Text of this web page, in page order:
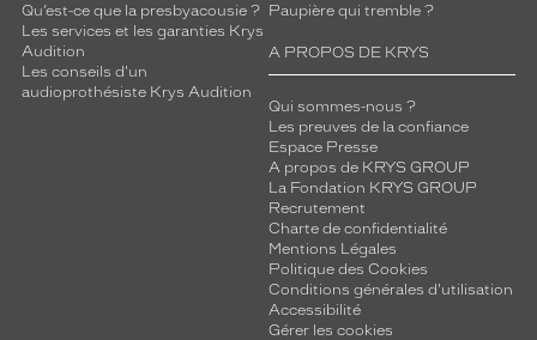
Qu’est-ce que la presbyacousie ?
Les services et les garanties Krys
Audition
Les conseils d'un
audioprothésiste Krys Audition
Paupière qui tremble ?
A PROPOS DE KRYS
Qui sommes-nous ?
Les preuves de la confiance
Espace Presse
A propos de KRYS GROUP
La Fondation KRYS GROUP
Recrutement
Charte de confidentialité
Mentions Légales
Politique des Cookies
Conditions générales d'utilisation
Accessibilité
Gérer les cookies